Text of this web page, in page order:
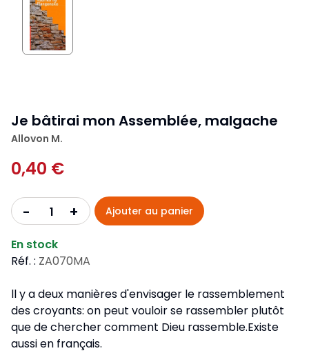
Je bâtirai mon Assemblée, malgache
Allovon M.
0,40 €
- + Ajouter au panier
En stock
Réf. : ZA070MA
ll y a deux manières d'envisager le rassemblement
des croyants: on peut vouloir se rassembler plutôt
que de chercher comment Dieu rassemble.Existe
aussi en français.